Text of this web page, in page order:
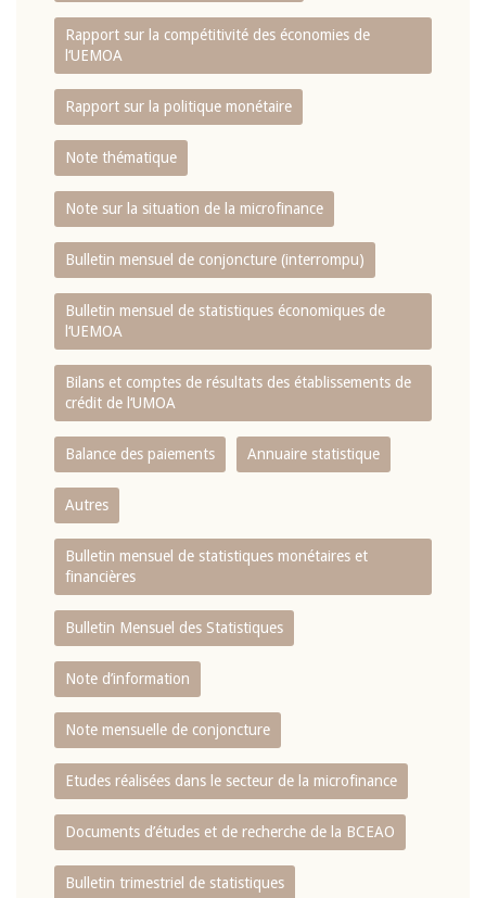
Rapport sur la compétitivité des économies de
l‘UEMOA
Rapport sur la politique monétaire
Note thématique
Note sur la situation de la microfinance
Bulletin mensuel de conjoncture (interrompu)
Bulletin mensuel de statistiques économiques de
l‘UEMOA
Bilans et comptes de résultats des établissements de
crédit de l‘UMOA
Balance des paiements Annuaire statistique
Autres
Bulletin mensuel de statistiques monétaires et
financières
Bulletin Mensuel des Statistiques
Note d’information
Note mensuelle de conjoncture
Etudes réalisées dans le secteur de la microfinance
Documents d’études et de recherche de la BCEAO
Bulletin trimestriel de statistiques